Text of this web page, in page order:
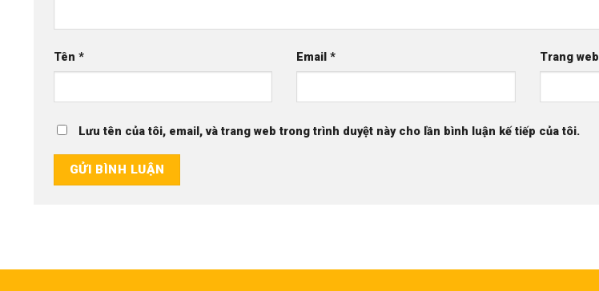
Tên * Email* Trang web
Lưu tên của tôi, email, và trang web trong trình duyệt này cho lần bình luận kế tiếp của tôi.